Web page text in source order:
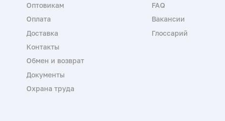
Оптовикам
Оплата
Доставка
Контакты
Обмен и возврат
Документы
Охрана труда
FAQ
Вакансии
Глоссарий